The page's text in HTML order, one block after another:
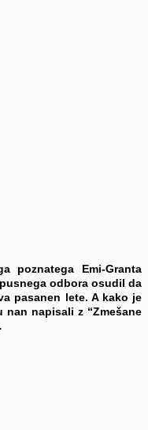
poznatega Emi-Granta
odbora osudil da
pasanen lete. A kako je
napisali z “Zmešane